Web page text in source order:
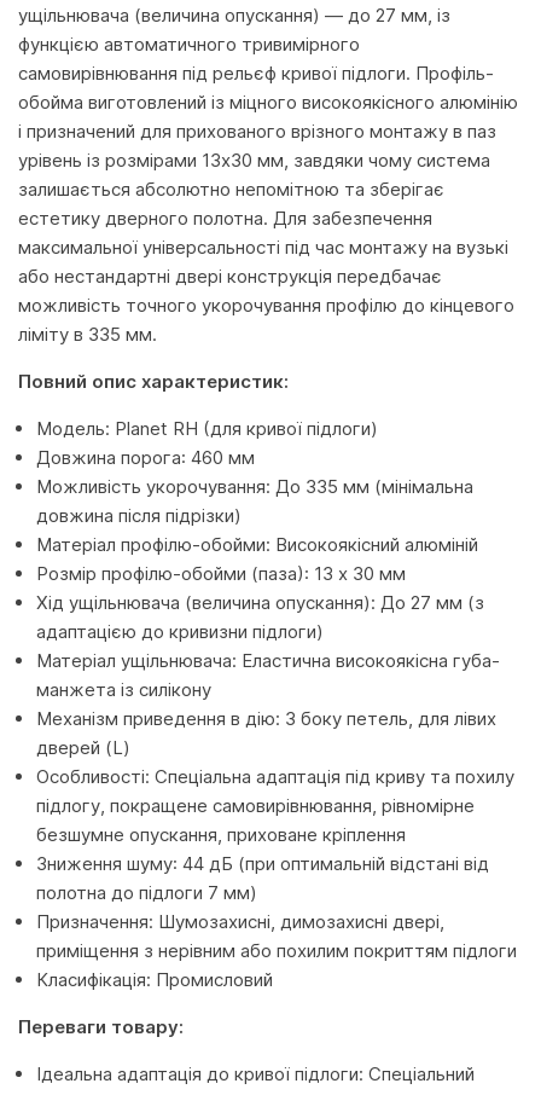
ущільнювача (величина опускання) — до 27 мм, із
функцією автоматичного тривимірного
самовирівнювання під рельєф кривої підлоги. Профіль-
обойма виготовлений із міцного високоякісного алюмінію
і призначений для прихованого врізного монтажу в паз
урівень із розмірами 13х30 мм, завдяки чому система
залишається абсолютно непомітною та зберігає
естетику дверного полотна. Для забезпечення
максимальної універсальності під час монтажу на вузькі
або нестандартні двері конструкція передбачає
можливість точного укорочування профілю до кінцевого
ліміту в 335 мм.
Повний опис характеристик:
Модель: Planet RH (для кривої підлоги)
Довжина порога: 460 мм
Можливість укорочування: До 335 мм (мінімальна
довжина після підрізки)
Матеріал профілю-обойми: Високоякісний алюміній
Розмір профілю-обойми (паза): 13 x 30 мм
Хід ущільнювача (величина опускання): До 27 мм (з
адаптацією до кривизни підлоги)
Матеріал ущільнювача: Еластична високоякісна губа-
манжета із силікону
Механізм приведення в дію: З боку петель, для лівих
дверей (L)
Особливості: Спеціальна адаптація під криву та похилу
підлогу, покращене самовирівнювання, рівномірне
безшумне опускання, приховане кріплення
Зниження шуму: 44 дБ (при оптимальній відстані від
полотна до підлоги 7 мм)
Призначення: Шумозахисні, димозахисні двері,
приміщення з нерівним або похилим покриттям підлоги
Класифікація: Промисловий
Переваги товару:
Ідеальна адаптація до кривої підлоги: Спеціальний